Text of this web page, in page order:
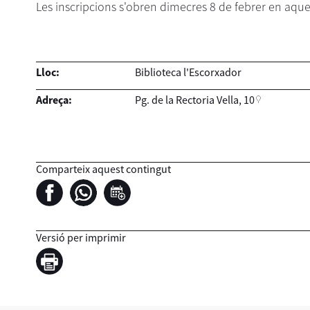
Les inscripcions s'obren dimecres 8 de febrer en
Lloc:
Biblioteca l'Escorxador
Adreça:
Pg. de la Rectoria Vella, 10
Comparteix aquest contingut
Versió per imprimir